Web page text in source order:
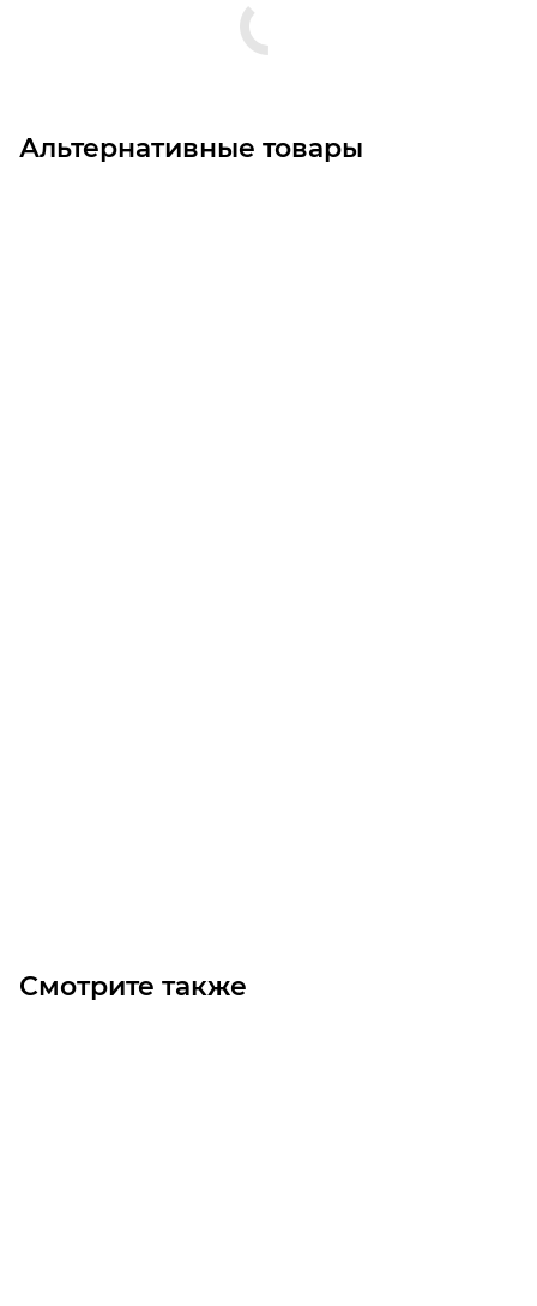
Альтернативные товары
Смотрите также